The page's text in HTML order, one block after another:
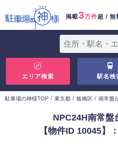
掲載3万件超 / 無
エリア検索 駅名検
駐車場の神様TOP / 東京都 / 板橋区 / 南常盤
NPC24H南常盤
【物件ID 10045】